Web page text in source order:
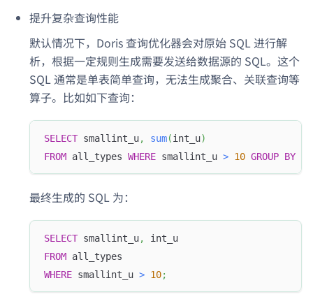
提升复杂查询性能
默认情况下，Doris 查询优化器会对原始 SQL 进行解
析，根据一定规则生成需要发送给数据源的 SQL。这个
SQL 通常是单表简单查询，无法生成聚合、关联查询等
算子。比如如下查询：
SELECT smallint_u, sum(int_u)
FROM all_types WHERE smallint_u > 10 GROUP BY
最终生成的 SQL 为：
SELECT smallint_u,
int_u
FROM all_types
WHERE smallint_u > 10;